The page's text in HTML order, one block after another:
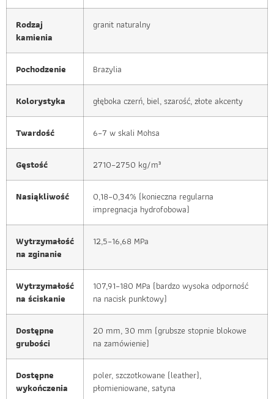
Rodzaj
kamienia
granit naturalny
Pochodzenie Brazylia
Kolorystyka głęboka czerń, biel, szarość, złote akcenty
Twardość 6–7 w skali Mohsa
Gęstość 2710–2750 kg/m³
Nasiąkliwość
0,18–0,34% (konieczna regularna
impregnacja hydrofobowa)
Wytrzymałość
na zginanie
12,5–16,68 MPa
Wytrzymałość
na ściskanie
107,91–180 MPa (bardzo wysoka odporność
na nacisk punktowy)
Dostępne
grubości
20 mm, 30 mm (grubsze stopnie blokowe
na zamówienie)
Dostępne
wykończenia
poler, szczotkowane (leather),
płomieniowane, satyna